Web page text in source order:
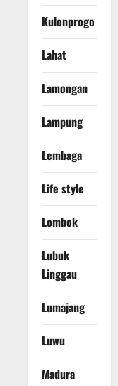
Kulonprogo
Lahat
Lamongan
Lampung
Lembaga
Life style
Lombok
Lubuk
Linggau
Lumajang
Luwu
Madura